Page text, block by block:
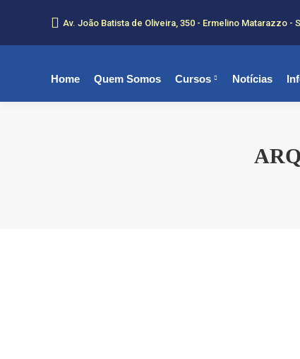
Av. João Batista de Oliveira, 350 - Ermelino Matarazzo -
Home Quem Somos Cursos Notícias